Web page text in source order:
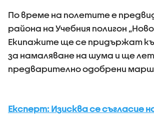
По време на полетите е
района на Учебния полигон „Ново
Екипажите ще се придържат
за намаляване на шума и ще
предварително одобрени
Експерт: Изисква се съгласие